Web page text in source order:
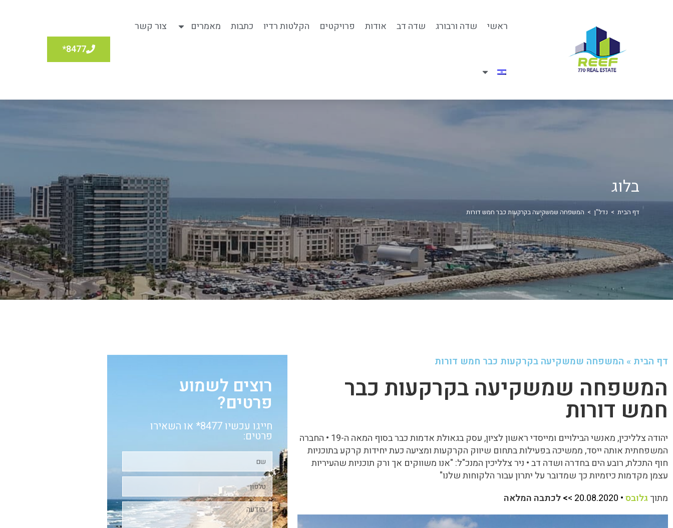
ראשי שדה ורבורג שדה דב אודות פרויקטים הקלטות רדיו כתבות מאמרים
צור קשר
8477*
בלוג
דף הבית > נדל"ן > המשפחה שמשקיעה בקרקעות כבר חמש דורות
דף הבית » המשפחה שמשקיעה בקרקעות כבר חמש דורות
המשפחה שמשקיעה בקרקעות כבר
חמש דורות
יהודה צלליכין, מאנשי הבילויים ומייסדי ראשון לציון, עסק בגאולת אדמות כבר בסוף המאה ה-19 • החברה
המשפחתית אותה ייסד, ממשיכה בפעילות בתחום שיווק הקרקעות ומציעה כעת יחידות קרקע בתוכניות
חוף התכלת, רובע הים בחדרה ושדה דב • ניר צלליכין המנכ"ל: "אנו משווקים אך ורק תוכניות שהעיריות
עצמן מקדמות כיזמיות כך שמדובר על יתרון עבור הלקוחות שלנו"
מתוךגלובס• 20.08.2020 >
>לכתבה המלאה
רוצים לשמוע
פרטים?
חייגו עכשיו 8477* או השאירו
פרטים: